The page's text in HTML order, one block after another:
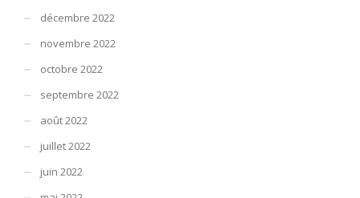
décembre 2022
novembre 2022
octobre 2022
septembre 2022
août 2022
juillet 2022
juin 2022